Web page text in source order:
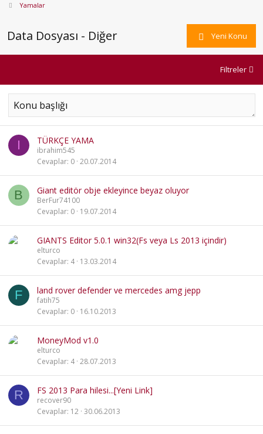
Yamalar
Data Dosyası - Diğer Yeni Konu
Filtreler
I TÜRKÇE YAMA
ibrahim545
Cevaplar 0 20.07.2014
B Giant editör obje ekleyince beyaz oluyor
BerFur74100
Cevaplar 0 19.07.2014
GIANTS Editor 5.0.1 win32(Fs veya Ls 2013 içindir)
elturco
Cevaplar 4 13.03.2014
F land rover defender ve mercedes amg jepp
fatih75
Cevaplar 0 16.10.2013
MoneyMod v1.0
elturco
Cevaplar 4 28.07.2013
R FS 2013 Para hilesi...[Yeni Link]
recover90
Cevaplar 12 30.06.2013